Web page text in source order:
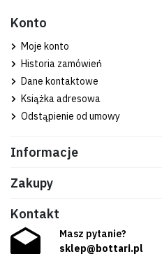
Konto
Moje konto
Historia zamówień
Dane kontaktowe
Książka adresowa
Odstąpienie od umowy
Informacje
Zakupy
Kontakt
Masz pytanie?
sklep@bottari.pl